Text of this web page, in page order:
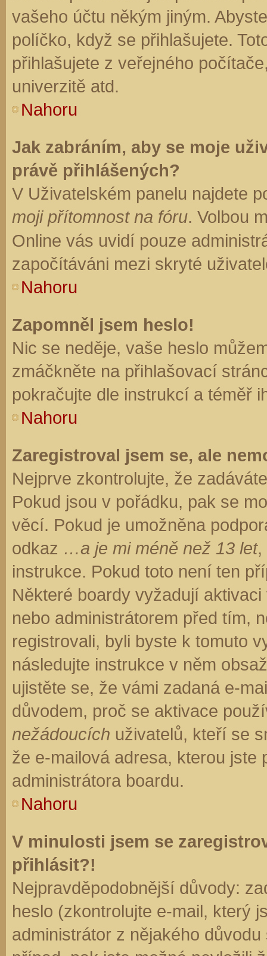
vašeho účtu někým jiným.
políčko, když se přihlašujete.
přihlašujete z veřejného
univerzitě atd.
Nahoru
Jak zabráním, aby se moje
právě přihlášených?
V Uživatelském panelu najdete
moji přítomnost na fóru. Volbou
Online vás uvidí pouze
započítáváni mezi skryté
Nahoru
Zapomněl jsem heslo!
Nic se neděje, vaše heslo
zmáčkněte na přihlašovací
pokračujte dle instrukcí a téměř
Nahoru
Zaregistroval jsem se, ale
Nejprve zkontrolujte, že
Pokud jsou v pořádku, pak se
věcí. Pokud je umožněna
odkaz …a je mi méně než 13 let,
instrukce. Pokud toto není ten
Některé boardy vyžadují
nebo administrátorem před tím,
registrovali, byli byste k tomuto
následujte instrukce v něm
ujistěte se, že vámi zadaná e-
důvodem, proč se aktivace
nežádoucích uživatelů, kteří se
že e-mailová adresa, kterou jste
administrátora boardu.
Nahoru
V minulosti jsem se
přihlásit?!
Nejpravděpodobnější důvody:
heslo (zkontrolujte e-mail, který
administrátor z nějakého